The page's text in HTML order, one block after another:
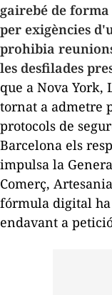
gairebé de
per exigències
prohibia
les desfilades
que a Nova York,
tornat a admetre
protocols de
Barcelona els
impulsa la
Comerç,
fórmula digital
endavant a